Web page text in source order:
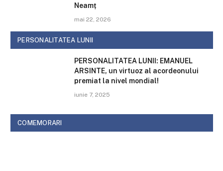
Neamț
mai 22, 2026
PERSONALITATEA LUNII
PERSONALITATEA LUNII: EMANUEL
ARSINTE, un virtuoz al acordeonului
premiat la nivel mondial!
iunie 7, 2025
COMEMORARI